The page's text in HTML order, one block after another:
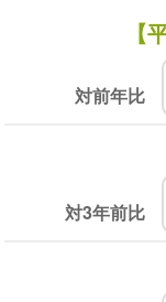
【
対前年比
対3年前比